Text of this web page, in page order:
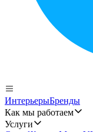
ИнтерьерыБренды
Как мы работаем
Услуги